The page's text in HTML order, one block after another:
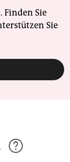
Finden Sie
Sie